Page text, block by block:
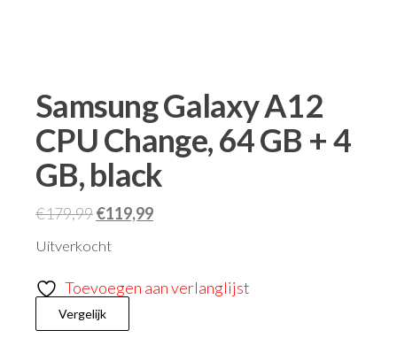
Samsung Galaxy A12
CPU Change, 64 GB + 4
GB, black
€179,99€119,99
Uitverkocht
Toevoegen aan verlanglijst
Vergelijk